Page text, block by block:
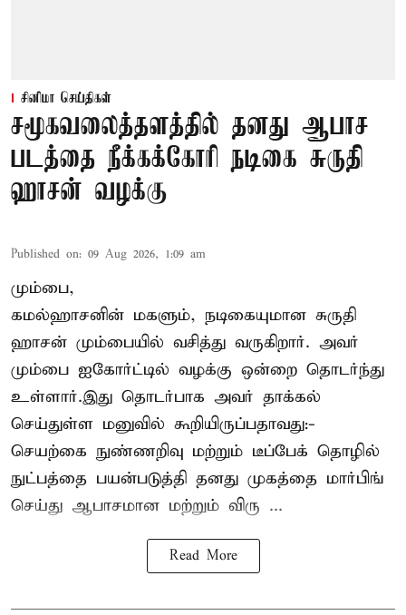
சினிமா செய்திகள்
சமூகவலைத்தளத்தில் தனது ஆபாச
படத்தை நீக்கக்கோரி நடிகை சுருதி
ஹாசன் வழக்கு
Published on: 09 Aug 2026, 1:09 am
மும்பை,
கமல்ஹாசனின் மகளும், நடிகையுமான சுருதி
ஹாசன் மும்பையில் வசித்து வருகிறார். அவர்
மும்பை ஐகோர்ட்டில் வழக்கு ஒன்றை தொடர்ந்து
உள்ளார்.இது தொடர்பாக அவர் தாக்கல்
செய்துள்ள மனுவில் கூறியிருப்பதாவது:-
செயற்கை நுண்ணறிவு மற்றும் டீப்பேக் தொழில்
நுட்பத்தை பயன்படுத்தி தனது முகத்தை மார்பிங்
செய்து ஆபாசமான மற்றும் விரு ...
Read More